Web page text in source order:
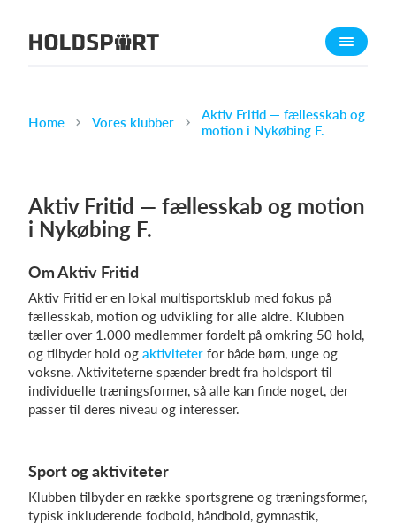
Om Holdsport
Karriere
Funktioner
Kalender
Webshop
Billetsystem
Hvad koster det?
Home Vores klubber
Aktiv Fritid — fællesskab og
motion i Nykøbing F.
Aktiv Fritid — fællesskab og motion
i Nykøbing F.
Om Aktiv Fritid
Aktiv Fritid er en lokal multisportsklub med fokus på
fællesskab, motion og udvikling for alle aldre. Klubben
tæller over 1.000 medlemmer fordelt på omkring 50 hold,
og tilbyder hold og aktiviteter for både børn, unge og
voksne. Aktiviteterne spænder bredt fra holdsport til
individuelle træningsformer, så alle kan finde noget, der
passer til deres niveau og interesser.
Sport og aktiviteter
Klubben tilbyder en række sportsgrene og træningsformer,
typisk inkluderende fodbold, håndbold, gymnastik,